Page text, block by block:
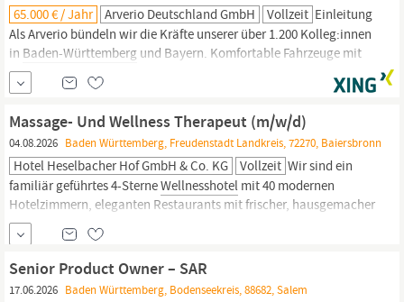
65.000 € / Jahr Arverio Deutschland GmbH Vollzeit Einleitung
Als Arverio bündeln wir die Kräfte unserer über 1.200 Kolleg:innen
in Baden-Württemberg und Bayern. Komfortable Fahrzeuge mit
Wohlfühlfaktor sowie ein hoher Anspruch an Sicherheit und
Pünktlichkeit bilden dabei die Grundlagen – wir wollen die beste
Wahl für Fahrgäste und Mitarbeitenden sein. Angetrieben von
unserer Begeisterung, ist es unser...
Massage- Und Wellness Therapeut (m/w/d)
04.08.2026 Baden Württemberg, Freudenstadt Landkreis, 72270, Baiersbronn
Hotel Heselbacher Hof GmbH & Co. KG Vollzeit Wir sind ein
familiär geführtes 4-SterneWellnesshotel mit 40 modernen
Hotelzimmern, eleganten Restaurants mit frischer, hausgemacher
Landhausküche. Eine wunderschöne zum Tal gelegene
Sonnenterrasse lädt zum Verweilen ein. Wir liegen im Herzen des
Schwarzwaldes, in der größten Fremdenverkehrsgemeine
Senior Product Owner – SAR
17.06.2026 Baden Württemberg, Bodenseekreis, 88682, Salem